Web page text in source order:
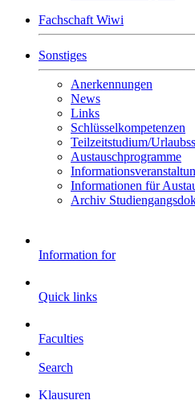
Fachschaft Wiwi
Sonstiges
Anerkennungen
News
Links
Schlüsselkompetenzen
Teilzeitstudium/
Austauschprogramme
Informationen für
Archiv
Information for
Quick links
Faculties
Search
Klausuren